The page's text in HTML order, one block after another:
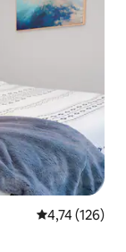
Classificação
4,74 (126)